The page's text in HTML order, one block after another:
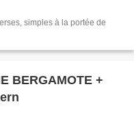
simples à la portée de
BERGAMOTE +